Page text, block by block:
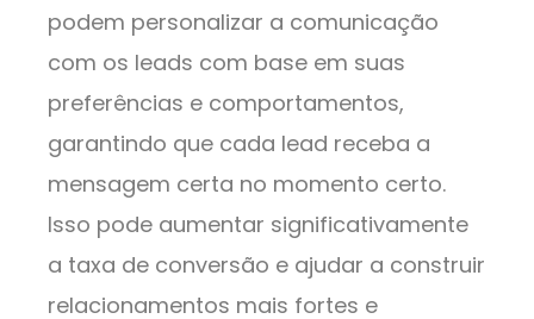
podem personalizar a comunicação
com os leads com base em suas
preferências e comportamentos,
garantindo que cada lead receba a
mensagem certa no momento certo.
Isso pode aumentar significativamente
a taxa de conversão e ajudar a construir
relacionamentos mais fortes e